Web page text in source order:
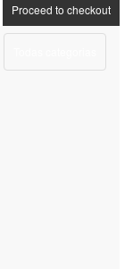
Proceed to checkout